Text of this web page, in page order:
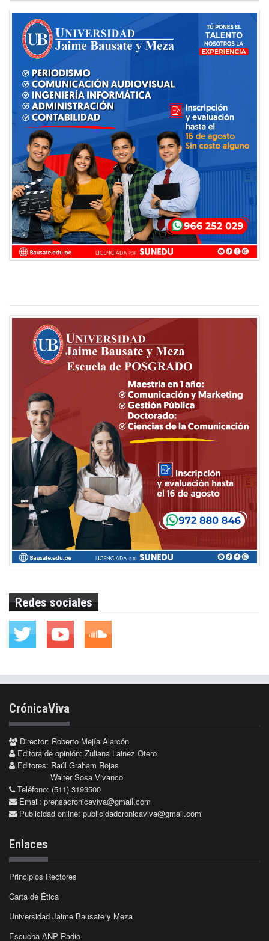
Redes sociales
CrónicaViva
Director: Roberto Mejía Alarcón
Editora de opinión: Zuliana Lainez Otero
Editores: Raúl Graham Rojas
Walter Sosa Vivanco
Teléfono: (511) 3193500
Email: prensacronicaviva@gmail.com
Publicidad online: publicidadcronicaviva@gmail.com
Enlaces
Principios Rectores
Carta de Ética
Universidad Jaime Bausate y Meza
Escucha ANP Radio